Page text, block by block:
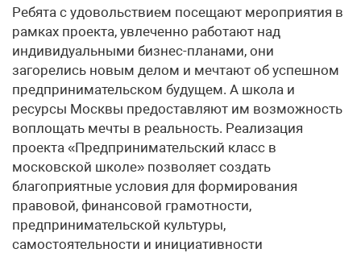
Ребята с удовольствием посещают мероприятия в
рамках проекта, увлеченно работают над
индивидуальными бизнес-планами, они
загорелись новым делом и мечтают об успешном
предпринимательском будущем. А школа и
ресурсы Москвы предоставляют им возможность
воплощать мечты в реальность. Реализация
проекта «Предпринимательский класс в
московской школе» позволяет создать
благоприятные условия для формирования
правовой, финансовой грамотности,
предпринимательской культуры,
самостоятельности и инициативности